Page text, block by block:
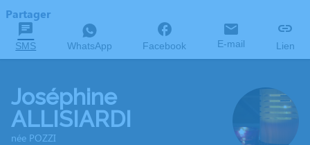
Partager
SMS WhatsApp Facebook E-mail Lien
Joséphine
ALLISIARDI
née POZZI